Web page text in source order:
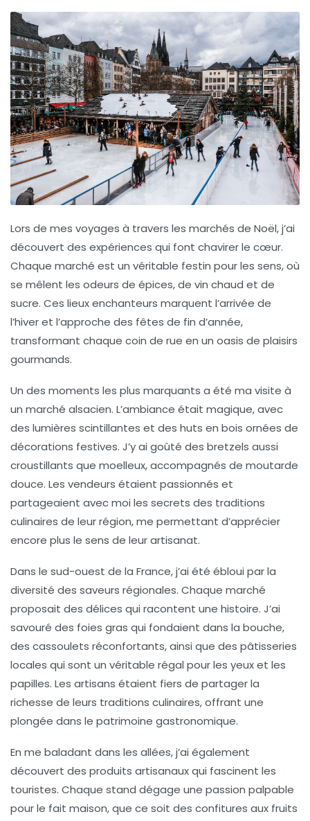
Lors de mes voyages à travers les marchés de Noël, j’ai
découvert des expériences qui font chavirer le cœur.
Chaque marché est un véritable festin pour les sens, où
se mêlent les odeurs de épices, de vin chaud et de
sucre. Ces lieux enchanteurs marquent l’arrivée de
l’hiver et l’approche des fêtes de fin d’année,
transformant chaque coin de rue en un oasis de plaisirs
gourmands.
Un des moments les plus marquants a été ma visite à
un marché alsacien. L’ambiance était magique, avec
des lumières scintillantes et des huts en bois ornées de
décorations festives. J’y ai goûté des bretzels aussi
croustillants que moelleux, accompagnés de moutarde
douce. Les vendeurs étaient passionnés et
partageaient avec moi les secrets des traditions
culinaires de leur région, me permettant d’apprécier
encore plus le sens de leur artisanat.
Dans le sud-ouest de la France, j’ai été ébloui par la
diversité des saveurs régionales. Chaque marché
proposait des délices qui racontent une histoire. J’ai
savouré des foies gras qui fondaient dans la bouche,
des cassoulets réconfortants, ainsi que des pâtisseries
locales qui sont un véritable régal pour les yeux et les
papilles. Les artisans étaient fiers de partager la
richesse de leurs traditions culinaires, offrant une
plongée dans le patrimoine gastronomique.
En me baladant dans les allées, j’ai également
découvert des produits artisanauxqui fascinent les
touristes. Chaque stand dégage une passion palpable
pour le fait maison, que ce soit des confitures aux fruits